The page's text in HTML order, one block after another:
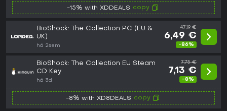
-15% with XDDEALS copy
BioShock: The Collection PC (EU &
UK)
há 2sem
47,19 €
6,49 €
-86%
BioShock: The Collection EU Steam
CD Key
há 3d
7,75 €
7,13 €
-8%
-8% with XD8DEALS copy